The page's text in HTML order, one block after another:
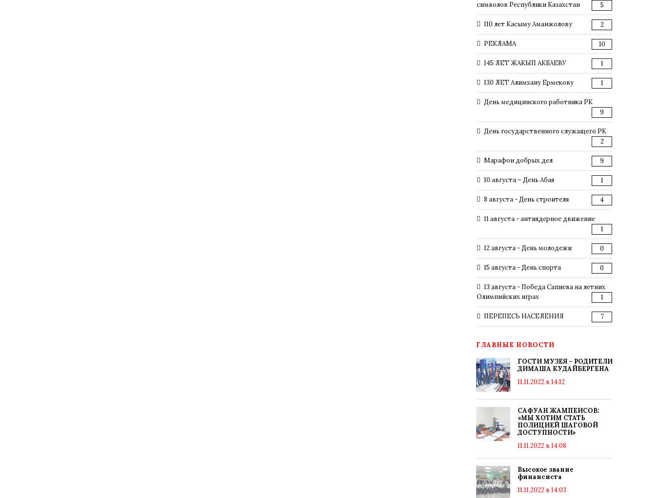
символов Республики Казахстан
5
110 лет Касыму Аманжолову 2
РЕКЛАМА 10
145 ЛЕТ ЖАКЫП АКБАЕВУ 1
130 ЛЕТ Алимхану Ермекову 1
День медицинского работника РК
9
День государственного служащего РК
2
Марафон добрых дел 9
10 августа – День Абая 1
8 августа - День строителя 4
11 августа - антиядерное движение
1
12 августа - День молодежи 0
15 августа - День спорта 0
13 августа - Победа Сапиева на летних
Олимпийских играх
1
ПЕРЕПЕСЬ НАСЕЛЕНИЯ 7
ГЛАВНЫЕ НОВОСТИ
ГОСТИ МУЗЕЯ – РОДИТЕЛИ
ДИМАША КУДАЙБЕРГЕНА
11.11.2022 в 14:12
САФУАН ЖАМПЕИСОВ:
«МЫ ХОТИМ СТАТЬ
ПОЛИЦИЕЙ ШАГОВОЙ
ДОСТУПНОСТИ»
11.11.2022 в 14:08
Высокое звание
финансиста
11.11.2022 в 14:03